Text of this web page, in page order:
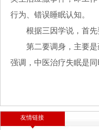
行为、错误睡眠认知。
根据三因学说，首先
第二要调身，主要是药
强调，中医治疗失眠是
友情链接